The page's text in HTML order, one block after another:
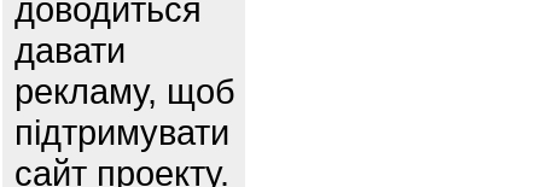
доводиться
давати
рекламу, щоб
підтримувати
сайт проекту.